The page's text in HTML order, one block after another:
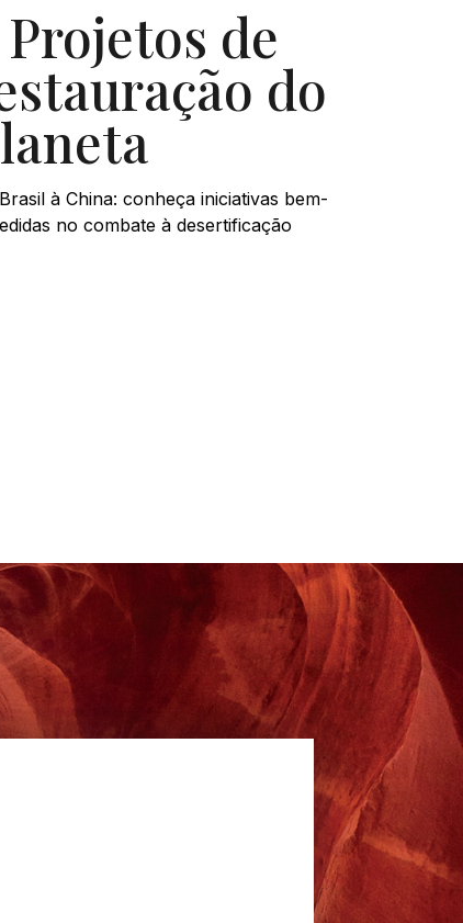
de
do
à China: conheça iniciativas bem-
no combate à desertificação